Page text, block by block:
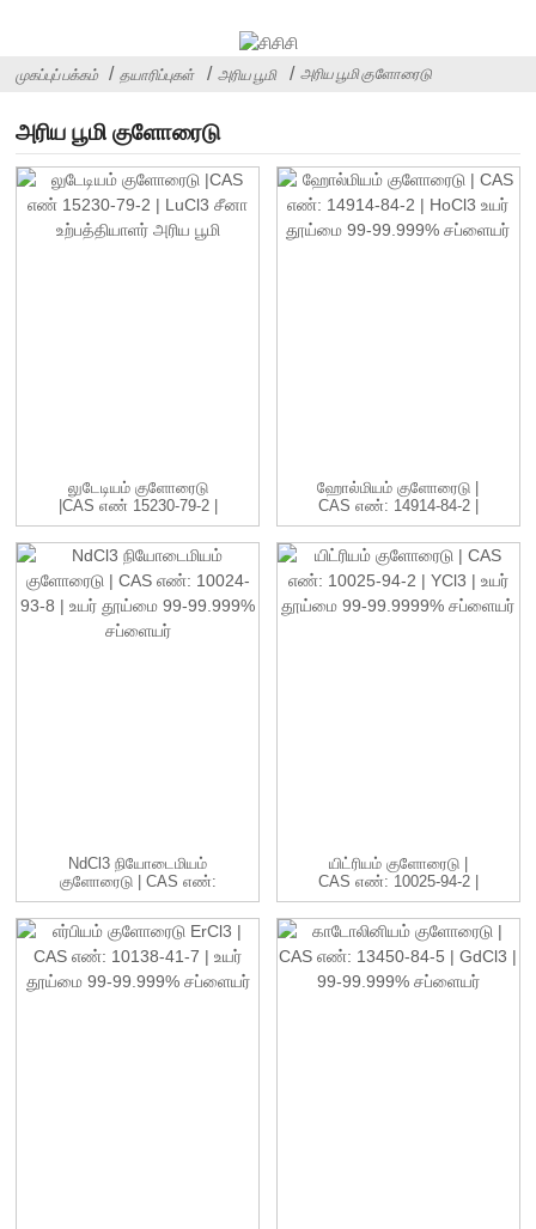
முகப்புப் பக்கம் தயாரிப்புகள் அரிய பூமி அரிய பூமி குளோரைடு
அரிய பூமி குளோரைடு
லுடேடியம் குளோரைடு
|CAS எண் 15230-79-2 |
LuCl3 C...
ஹோல்மியம் குளோரைடு |
CAS எண்: 14914-84-2 |
HoCl3 ...
NdCl3 நியோடைமியம்
குளோரைடு | CAS எண்:
10024-93-8 ...
யிட்ரியம் குளோரைடு |
CAS எண்: 10025-94-2 |
YCl3 ...